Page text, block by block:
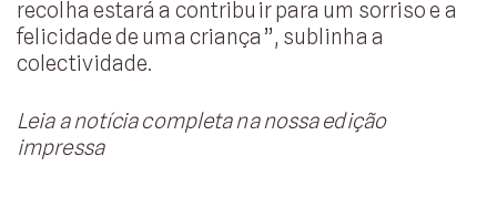
recolha estará a contribuir para um sorriso e a
felicidade de uma criança”, sublinha a
colectividade.
Leia a notícia completa na nossa edição
impressa